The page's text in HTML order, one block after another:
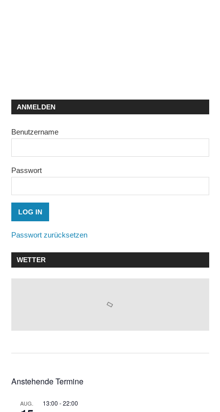
ANMELDEN
Benutzername
Passwort
Passwort zurücksetzen
WETTER
Anstehende Termine
AUG. 13:00 -22:00